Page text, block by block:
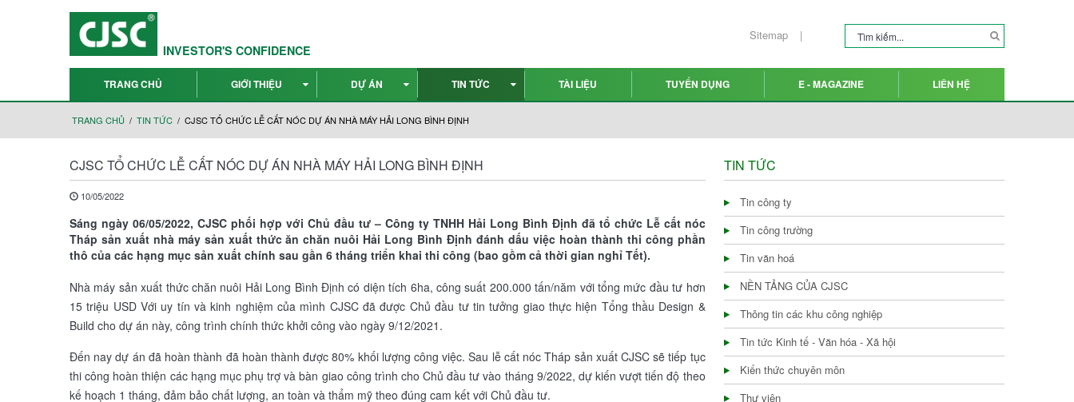
INVESTOR'S CONFIDENCE
Sitemap
TRANG CHỦ GIỚI THIỆU DỰ ÁN TIN TỨC TÀI LIỆU TUYỂN DỤNG E - MAGAZINE LIÊN HỆ
TRANG CHỦ TIN TỨC CJSC TỔ CHỨC LỄ CẤT NÓC DỰ ÁN NHÀ MÁY HẢI LONG BÌNH ĐỊNH
CJSC TỔ CHỨC LỄ CẤT NÓC DỰ ÁN NHÀ MÁY HẢI LONG BÌNH ĐỊNH
10/05/2022
Sáng ngày 06/05/2022, CJSC phối hợp với Chủ đầu tư – Công ty TNHH Hải Long Bình Định đã tổ chức Lễ cất nóc
Tháp sản xuất nhà máy sản xuất thức ăn chăn nuôi Hải Long Bình Định đánh dấu việc hoàn thành thi công phần
thô của các hạng mục sản xuất chính sau gần 6 tháng triển khai thi công (bao gồm cả thời gian nghỉ Tết).
Nhà máy sản xuất thức chăn nuôi Hải Long Bình Định có diện tích 6ha, công suất 200.000 tấn/năm với tổng mức đầu tư hơn
15 triệu USD Với uy tín và kinh nghiệm của mình CJSC đã được Chủ đầu tư tin tưởng giao thực hiện Tổng thầu Design &
Build cho dự án này, công trình chính thức khởi công vào ngày 9/12/2021.
Đến nay dự án đã hoàn thành đã hoàn thành được 80% khối lượng công việc. Sau lễ cất nóc Tháp sản xuất CJSC sẽ tiếp tục
thi công hoàn thiện các hạng mục phụ trợ và bàn giao công trình cho Chủ đầu tư vào tháng 9/2022, dự kiến vượt tiến độ theo
kế hoạch 1 tháng, đảm bảo chất lượng, an toàn và thẩm mỹ theo đúng cam kết với Chủ đầu tư.
TIN TỨC
Tin công ty
Tin công trường
Tin văn hoá
NỀN TẢNG CỦA CJSC
Thông tin các khu công nghiệp
Tin tức Kinh tế - Văn hóa - Xã hội
Kiến thức chuyên môn
Thư viện